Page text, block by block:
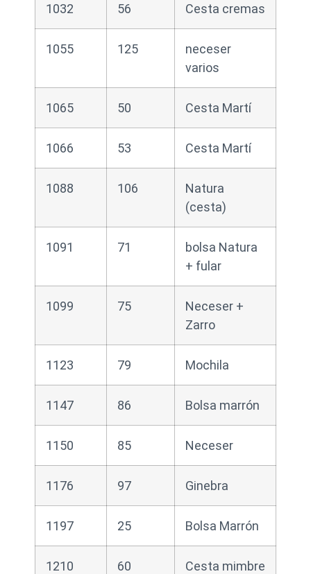
1032 56 Cesta cremas
1055 125
neceser
varios
1065 50 Cesta Martí
1066 53 Cesta Martí
1088 106
Natura
(cesta)
1091 71
bolsa Natura
+ fular
1099 75
Neceser +
Zarro
1123 79 Mochila
1147 86 Bolsa marrón
1150 85 Neceser
1176 97 Ginebra
1197 25 Bolsa Marrón
1210 60 Cesta mimbre